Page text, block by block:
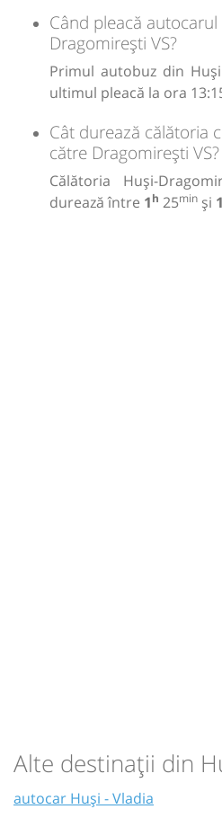
Când pleacă
Dragomirești VS?
Primul autobuz din
ultimul pleacă la ora
Cât durează călătoria
către Dragomirești VS?
Călătoria Huși-
durează între 1h 25min și 1
Alte destinații din
autocar Huși - Vladia